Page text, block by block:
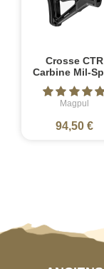
Crosse CTR
Carbine Mil-
Magpul
94,50 €